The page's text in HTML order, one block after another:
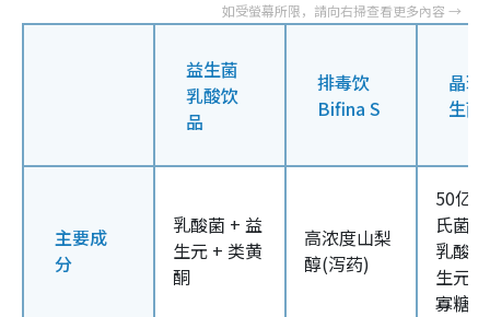
益生菌
乳酸饮
品
排毒饮
Bifina S
晶球
生菌
主要成
分
乳酸菌 + 益
生元 + 类黄
酮
高浓度山梨
醇(泻药)
50亿
氏菌
乳酸
生元
寡糖